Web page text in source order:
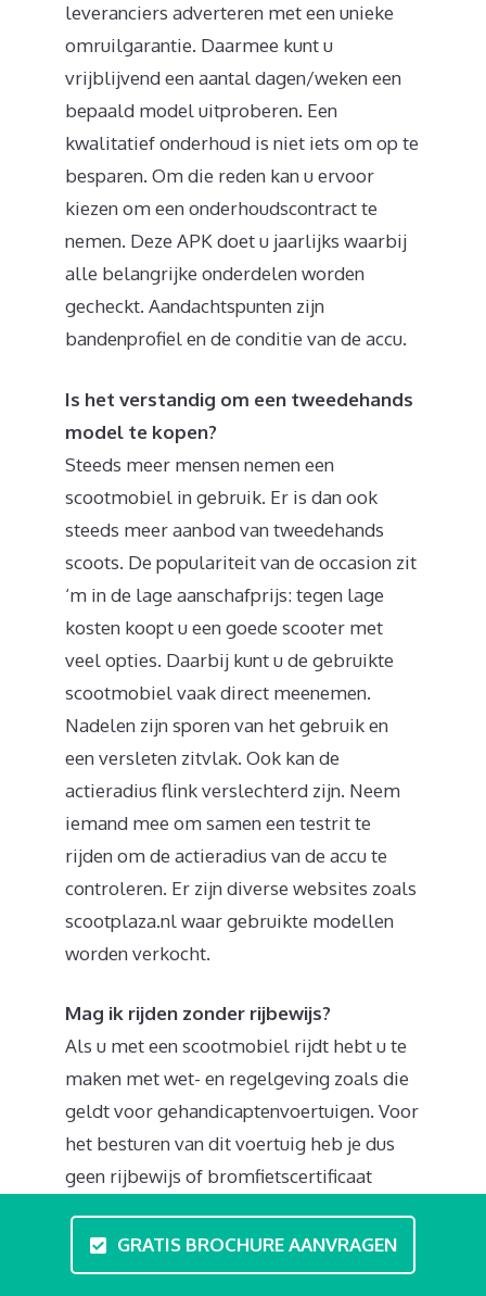
leveranciers adverteren met een unieke
omruilgarantie. Daarmee kunt u
vrijblijvend een aantal dagen/weken een
bepaald model uitproberen. Een
kwalitatief onderhoud is niet iets om op te
besparen. Om die reden kan u ervoor
kiezen om een onderhoudscontract te
nemen. Deze APK doet u jaarlijks waarbij
alle belangrijke onderdelen worden
gecheckt. Aandachtspunten zijn
bandenprofiel en de conditie van de accu.
Is het verstandig om een tweedehands
model te kopen?
Steeds meer mensen nemen een
scootmobiel in gebruik. Er is dan ook
steeds meer aanbod van tweedehands
scoots. De populariteit van de occasion zit
‘m in de lage aanschafprijs: tegen lage
kosten koopt u een goede scooter met
veel opties. Daarbij kunt u de gebruikte
scootmobiel vaak direct meenemen.
Nadelen zijn sporen van het gebruik en
een versleten zitvlak. Ook kan de
actieradius flink verslechterd zijn. Neem
iemand mee om samen een testrit te
rijden om de actieradius van de accu te
controleren. Er zijn diverse websites zoals
scootplaza.nl waar gebruikte modellen
worden verkocht.
Mag ik rijden zonder rijbewijs?
Als u met een scootmobiel rijdt hebt u te
maken met wet- en regelgeving zoals die
geldt voor gehandicaptenvoertuigen. Voor
het besturen van dit voertuig heb je dus
geen rijbewijs of bromfietscertificaat
rijvaardigheidscursussen en theorielessen.
Tijdens deze scootmobieltraining in
GRATIS BROCHURE AANVRAGEN